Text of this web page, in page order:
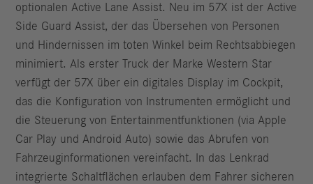
optionalen Active Lane Assist. Neu im 57X ist der Active
Side Guard Assist, der das Übersehen von Personen
und Hindernissen im toten Winkel beim Rechtsabbiegen
minimiert. Als erster Truck der Marke Western Star
verfügt der 57X über ein digitales Display im Cockpit,
das die Konfiguration von Instrumenten ermöglicht und
die Steuerung von Entertainmentfunktionen (via Apple
Car Play und Android Auto) sowie das Abrufen von
Fahrzeuginformationen vereinfacht. In das Lenkrad
integrierte Schaltflächen erlauben dem Fahrer sicheren